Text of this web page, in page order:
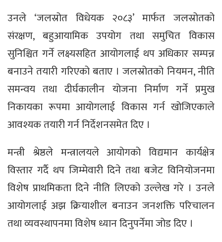
उनले ‘जलस्रोत विधेयक २०८३’ मार्फत जलस्रोतको
संरक्षण, बहुआयामिक उपयोग तथा समुचित विकास
सुनिश्चित गर्ने लक्ष्यसहित आयोगलाई थप अधिकार सम्पन्न
बनाउने तयारी गरिएको बताए । जलस्रोतको नियमन, नीति
समन्वय तथा दीर्घकालीन योजना निर्माण गर्ने प्रमुख
निकायका रूपमा आयोगलाई विकास गर्न खोजिएकाले
आवश्यक तयारी गर्न निर्देशनसमेत दिए ।
मन्त्री श्रेष्ठले मन्त्रालयले आयोगको विद्यमान कार्यक्षेत्र
विस्तार गर्दै थप जिम्मेवारी दिने तथा बजेट विनियोजनमा
विशेष प्राथमिकता दिने नीति लिएको उल्लेख गरे । उनले
आयोगलाई अझ क्रियाशील बनाउन जनशक्ति परिचालन
तथा व्यवस्थापनमा विशेष ध्यान दिनुपर्नेमा जोड दिए ।